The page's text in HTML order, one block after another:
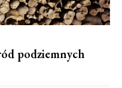
podziemnych